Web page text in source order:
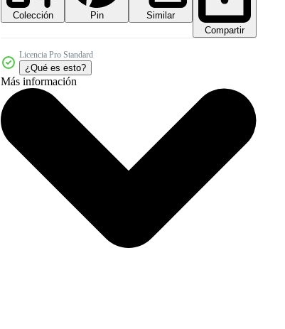
Colección Pin
Similar
Compartir
Licencia Pro Standard
¿Qué es esto?
Más información